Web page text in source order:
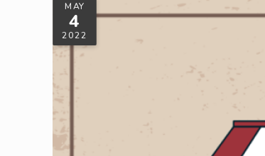
MAY
4
2022